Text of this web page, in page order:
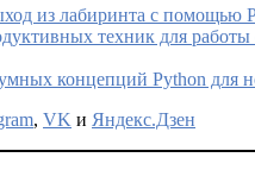
из лабиринта с помощью
техник для
концепций Python для
, VK и Яндекс.Дзен